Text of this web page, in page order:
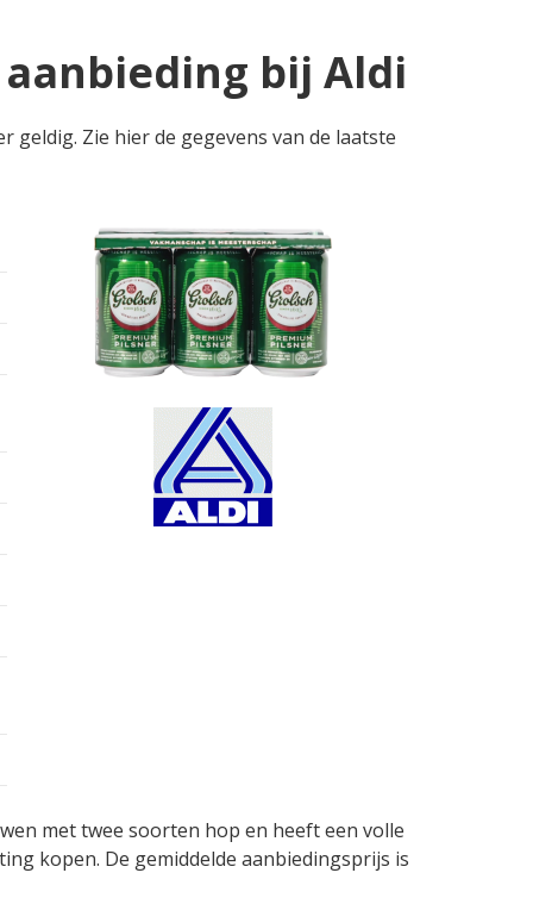
bij Aldi
geldig. Zie hier de gegevens van de laatste
met twee soorten hop en heeft een volle
kopen. De gemiddelde aanbiedingsprijs is